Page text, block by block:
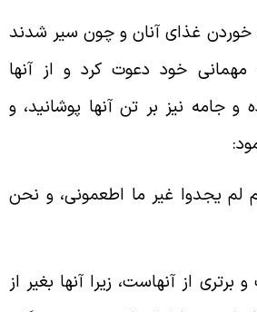
غذای آنان و چون سیر شدند
خود دعوت کرد و از آنها
جامه نیز بر تن آنها پوشانید، و
:
(2) لأنهم لم یجدوا غیر ما اطعمونی، و نحن
از آنهاست، زیرا آنها بغیر از